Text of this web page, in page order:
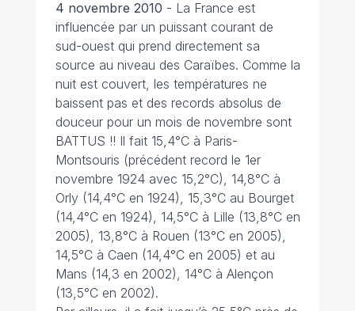
4 novembre 2010 - La France est
influencée par un puissant courant de
sud-ouest qui prend directement sa
source au niveau des Caraïbes. Comme la
nuit est couvert, les températures ne
baissent pas et des records absolus de
douceur pour un mois de novembre sont
BATTUS !! Il fait 15,4°C à Paris-
Montsouris (précédent record le 1er
novembre 1924 avec 15,2°C), 14,8°C à
Orly (14,4°C en 1924), 15,3°C au Bourget
(14,4°C en 1924), 14,5°C à Lille (13,8°C en
2005), 13,8°C à Rouen (13°C en 2005),
14,5°C à Caen (14,4°C en 2005) et au
Mans (14,3 en 2002), 14°C à Alençon
(13,5°C en 2002).